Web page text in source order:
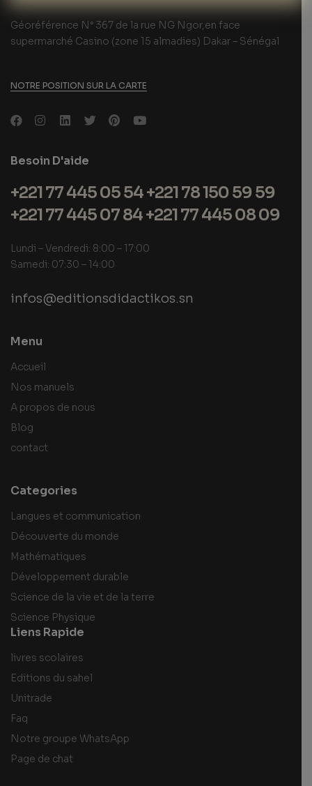
Géoréférence N° 367 de la rue NG Ngor,en face
supermarché Casino (zone 15 almadies) Dakar – Sénégal
NOTRE POSITION SUR LA CARTE
Besoin D'aide
+221 77 445 05 54 +221 78 150 59 59
+221 77 445 07 84 +221 77 445 08 09
Lundi – Vendredi: 8:00 – 17:00
Samedi: 07:30 – 14:00
infos@editionsdidactikos.sn
Menu
Accueil
Nos manuels
A propos de nous
Blog
contact
Categories
Langues et communication
Découverte du monde
Mathématiques
Développement durable
Science de la vie et de la terre
Science Physique
Liens Rapide
livres scolaires
Editions du sahel
Unitrade
Faq
Notre groupe WhatsApp
Page de chat